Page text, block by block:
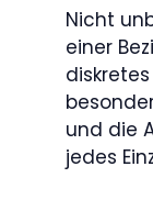
Nicht
einer
und die
jedes